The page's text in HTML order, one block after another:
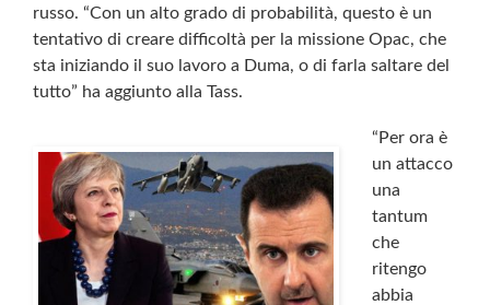
russo. “Con un alto grado di probabilità, questo è un
tentativo di creare difficoltà per la missione Opac, che
sta iniziando il suo lavoro a Duma, o di farla saltare del
tutto” ha aggiunto alla Tass.
“Per ora è
un attacco
una
tantum
che
ritengo
abbia